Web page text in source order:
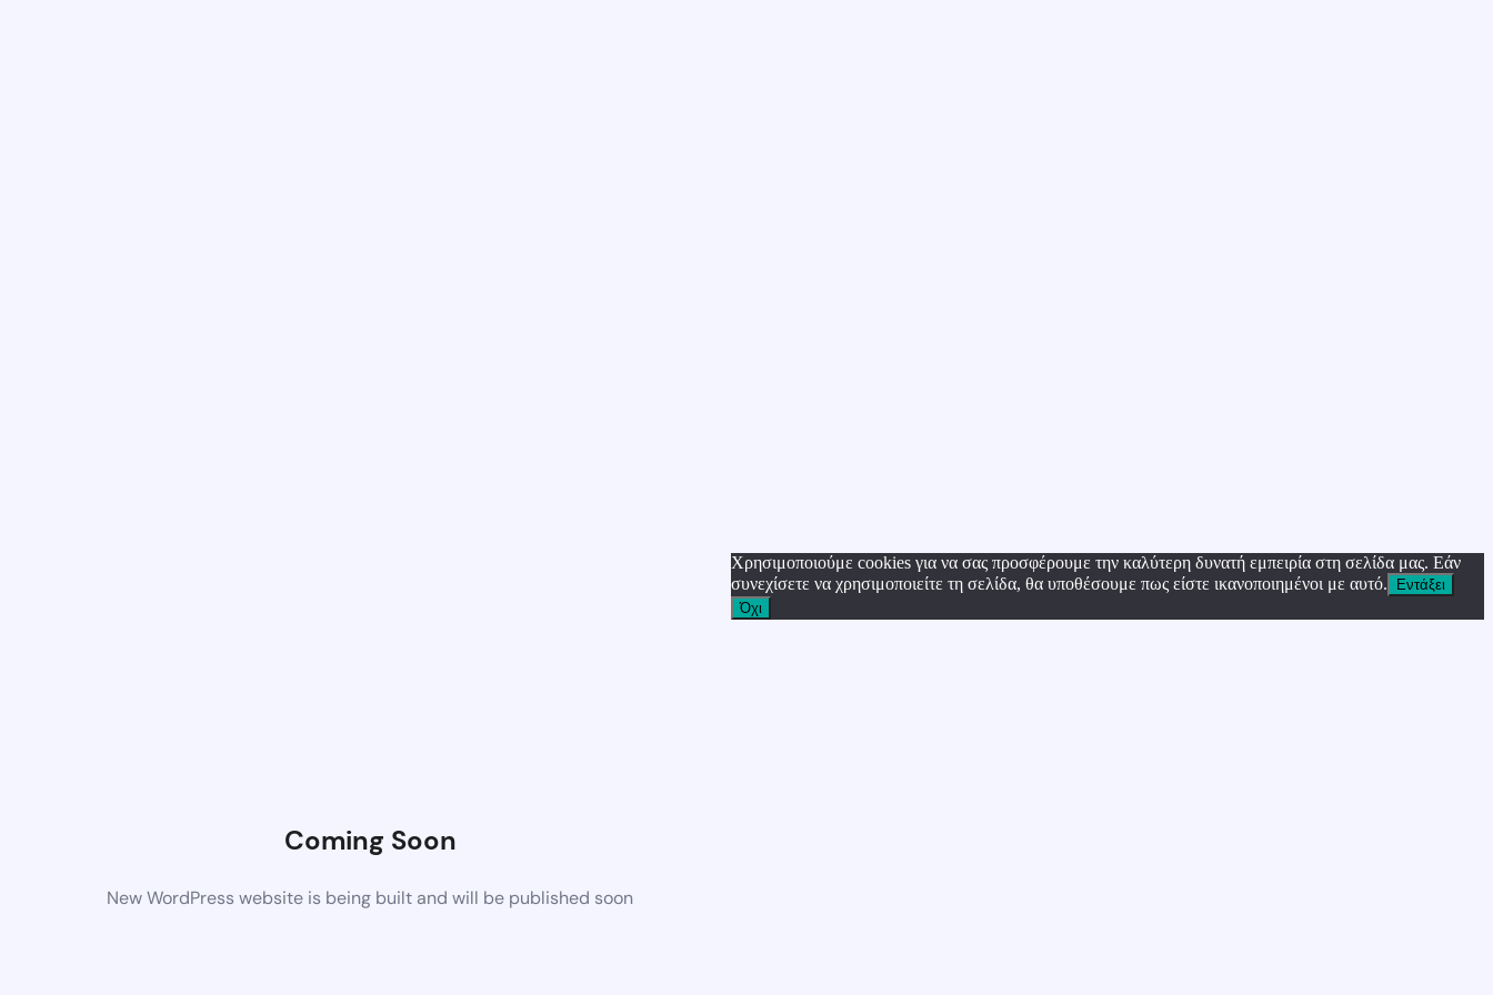
Coming Soon
New WordPress website is being built and will be published soon
Χρησιμοποιούμε cookies για να σας προσφέρουμε την καλύτερη δυνατή εμπειρία στη σελίδα μας. Εάν
συνεχίσετε να χρησιμοποιείτε τη σελίδα, θα υποθέσουμε πως είστε ικανοποιημένοι με αυτό.
Εντάξει
Όχι